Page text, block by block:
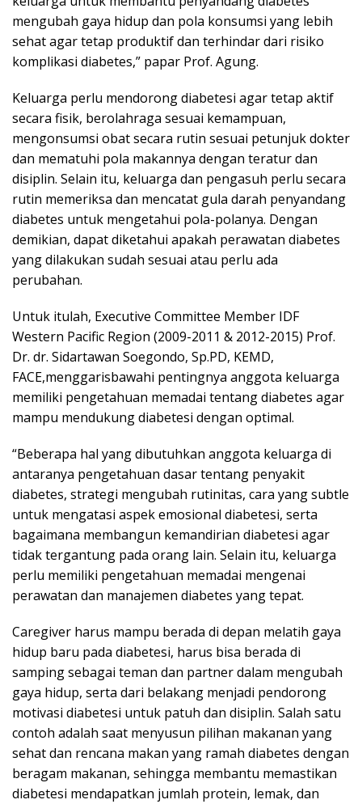
mengubah gaya hidup dan pola konsumsi yang lebih
sehat agar tetap produktif dan terhindar dari risiko
komplikasi diabetes,” papar Prof. Agung.
Keluarga perlu mendorong diabetesi agar tetap aktif
secara fisik, berolahraga sesuai kemampuan,
mengonsumsi obat secara rutin sesuai petunjuk dokter
dan mematuhi pola makannya dengan teratur dan
disiplin. Selain itu, keluarga dan pengasuh perlu secara
rutin memeriksa dan mencatat gula darah penyandang
diabetes untuk mengetahui pola-polanya. Dengan
demikian, dapat diketahui apakah perawatan diabetes
yang dilakukan sudah sesuai atau perlu ada
perubahan.
Untuk itulah, Executive Committee Member IDF
Western Pacific Region (2009-2011 & 2012-2015) Prof.
Dr. dr. Sidartawan Soegondo, Sp.PD, KEMD,
FACE,menggarisbawahi pentingnya anggota keluarga
memiliki pengetahuan memadai tentang diabetes agar
mampu mendukung diabetesi dengan optimal.
“Beberapa hal yang dibutuhkan anggota keluarga di
antaranya pengetahuan dasar tentang penyakit
diabetes, strategi mengubah rutinitas, cara yang subtle
untuk mengatasi aspek emosional diabetesi, serta
bagaimana membangun kemandirian diabetesi agar
tidak tergantung pada orang lain. Selain itu, keluarga
perlu memiliki pengetahuan memadai mengenai
perawatan dan manajemen diabetes yang tepat.
Caregiver harus mampu berada di depan melatih gaya
hidup baru pada diabetesi, harus bisa berada di
samping sebagai teman dan partner dalam mengubah
gaya hidup, serta dari belakang menjadi pendorong
motivasi diabetesi untuk patuh dan disiplin. Salah satu
contoh adalah saat menyusun pilihan makanan yang
sehat dan rencana makan yang ramah diabetes dengan
beragam makanan, sehingga membantu memastikan
diabetesi mendapatkan jumlah protein, lemak, dan